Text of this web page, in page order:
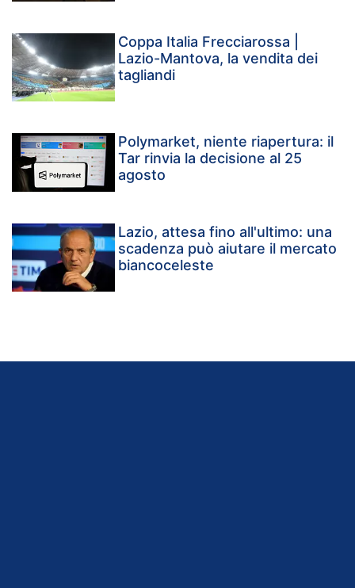
Coppa Italia Frecciarossa |
Lazio-Mantova, la vendita dei
tagliandi
Polymarket, niente riapertura: il
Tar rinvia la decisione al 25
agosto
Lazio, attesa fino all'ultimo: una
scadenza può aiutare il mercato
biancoceleste